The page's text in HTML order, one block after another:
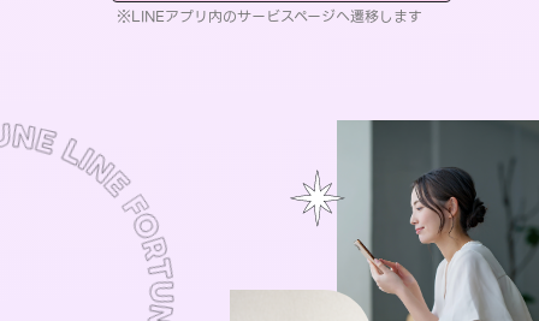
※LINEアプリ内のサービスページへ遷移します